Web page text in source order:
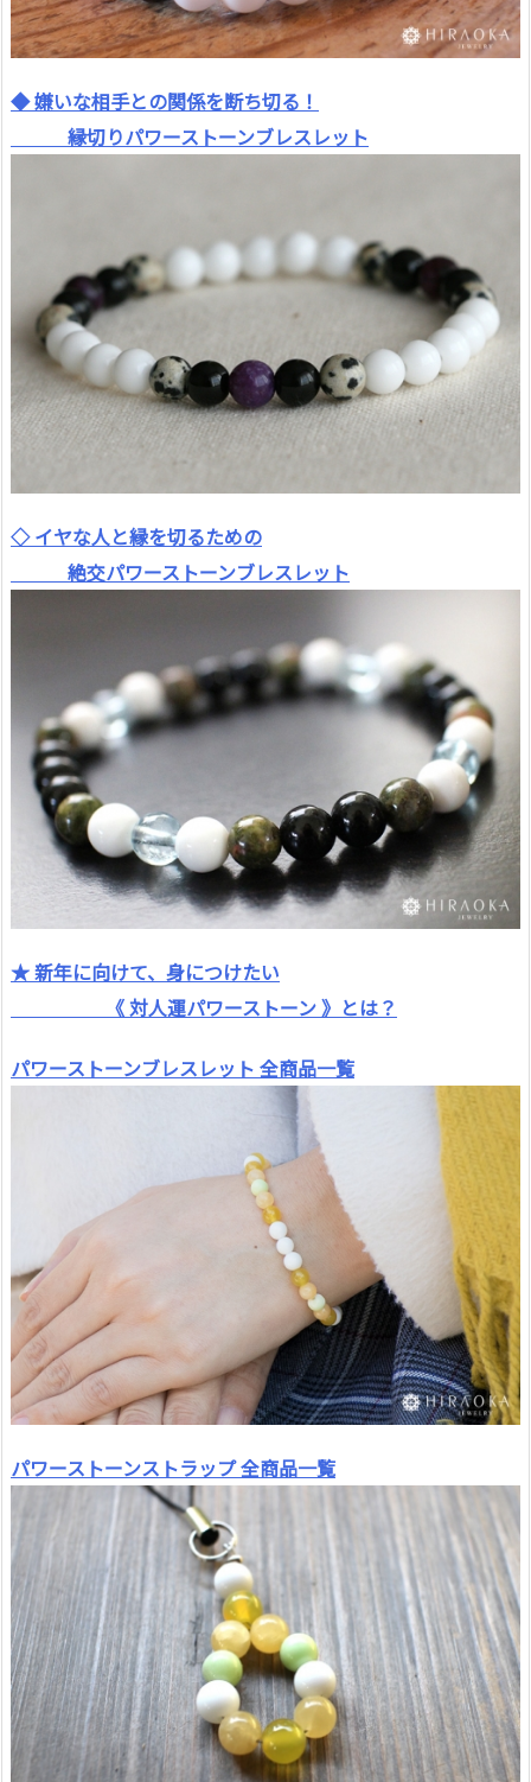
◆ 嫌いな相手との関係を断ち切る！
縁切りパワーストーンブレスレット
◇ イヤな人と縁を切るための
絶交パワーストーンブレスレット
★ 新年に向けて、身につけたい
《 対人運パワーストーン 》とは？
パワーストーンブレスレット 全商品一覧
パワーストーンストラップ 全商品一覧